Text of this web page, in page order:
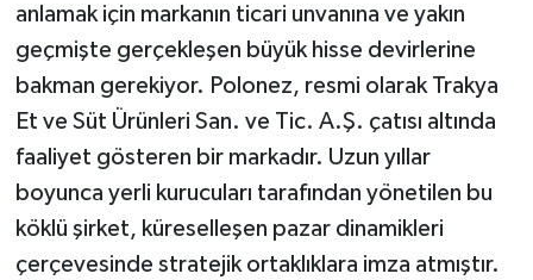
anlamak için markanın ticari unvanına ve yakın
geçmişte gerçekleşen büyük hisse devirlerine
bakman gerekiyor. Polonez, resmi olarak Trakya
Et ve Süt Ürünleri San. ve Tic. A.Ş. çatısı altında
faaliyet gösteren bir markadır. Uzun yıllar
boyunca yerli kurucuları tarafından yönetilen bu
köklü şirket, küreselleşen pazar dinamikleri
çerçevesinde stratejik ortaklıklara imza atmıştır.